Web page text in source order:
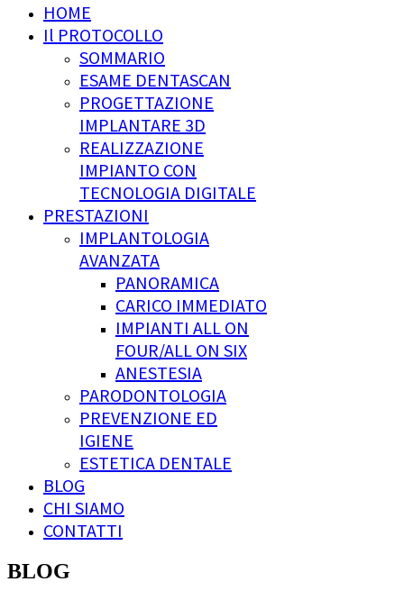
HOME
Il PROTOCOLLO
SOMMARIO
ESAME DENTASCAN
PROGETTAZIONE
IMPLANTARE 3D
REALIZZAZIONE
IMPIANTO CON
TECNOLOGIA DIGITALE
PRESTAZIONI
IMPLANTOLOGIA
AVANZATA
PANORAMICA
CARICO IMMEDIATO
IMPIANTI ALL ON
FOUR/ALL ON SIX
ANESTESIA
PARODONTOLOGIA
PREVENZIONE ED
IGIENE
ESTETICA DENTALE
BLOG
CHI SIAMO
CONTATTI
BLOG